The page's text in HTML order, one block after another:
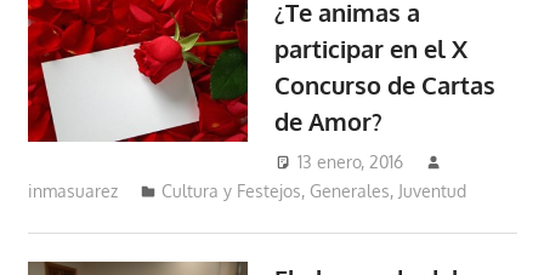
¿Te animas a
participar en el X
Concurso de Cartas
de Amor?
13 enero, 2016
inmasuarez
Cultura y Festejos, Generales, Juventud